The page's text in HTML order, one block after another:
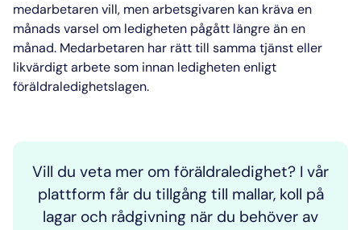
medarbetaren vill, men arbetsgivaren kan kräva en
månads varsel om ledigheten pågått längre än en
månad. Medarbetaren har rätt till samma tjänst eller
likvärdigt arbete som innan ledigheten enligt
föräldraledighetslagen.
Vill du veta mer om föräldraledighet? I vår
plattform får du tillgång till mallar, koll på
lagar och rådgivning när du behöver av